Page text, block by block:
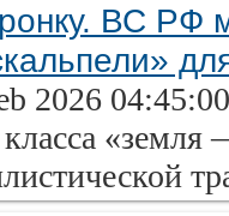
ВС РФ
2026
«земля